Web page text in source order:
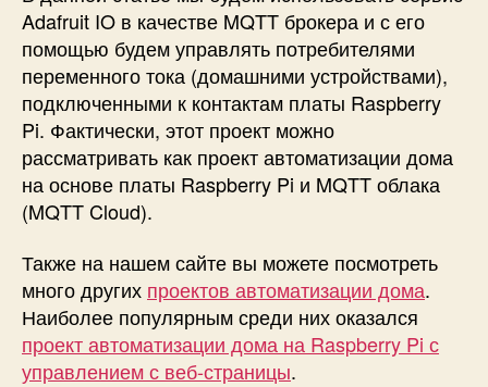
ю
о
б
л
а
к
а
M
н
а
о
с
Adafruit IO в качестве MQTT брокера и с его
помощью будем управлять потребителями
переменного тока (домашними устройствами),
подключенными к контактам платы Raspberry
Pi. Фактически, этот проект можно
рассматривать как проект автоматизации дома
на основе платы Raspberry Pi и MQTT облака
(MQTT Cloud).
Также на нашем сайте вы можете посмотреть
много других проектов автоматизации дома.
Наиболее популярным среди них оказался
проект автоматизации дома на Raspberry Pi с
управлением с веб-страницы.